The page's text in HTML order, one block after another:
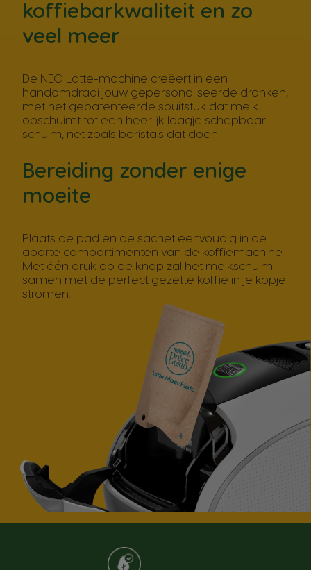
koffiebarkwaliteit en zo
veel meer
De NEO Latte-machine creëert in een
handomdraai jouw gepersonaliseerde dranken,
met het gepatenteerde spuitstuk dat melk
opschuimt tot een heerlijk laagje schepbaar
schuim, net zoals barista's dat doen
Bereiding zonder enige
moeite
Plaats de pad en de sachet eenvoudig in de
aparte compartimenten van de koffiemachine.
Met één druk op de knop zal het melkschuim
samen met de perfect gezette koffie in je kopje
stromen.